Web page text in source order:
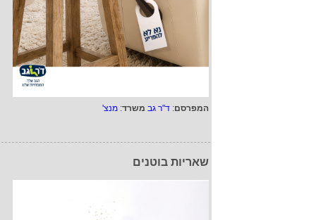
המפרסם: ד"ר גב משרד: מנצ'
שאריות בוטנים